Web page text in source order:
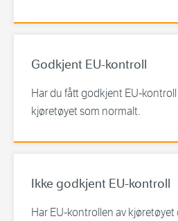
Godkjent EU-kontroll
Har du fått godkjent EU-
kjøretøyet som normalt.
Ikke godkjent EU-kontroll
Har EU-kontrollen av